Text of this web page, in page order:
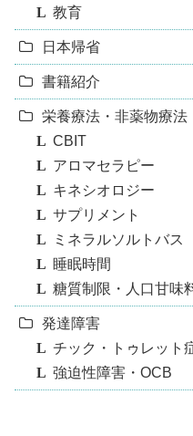
教育
日本帰省
書籍紹介
栄養療法・非薬物療法
CBIT
アロマセラピー
キネシオロジー
サプリメント
ミネラルソルトバス
睡眠時間
糖質制限・人口甘味
発達障害
チック・トゥレット
強迫性障害・OCB